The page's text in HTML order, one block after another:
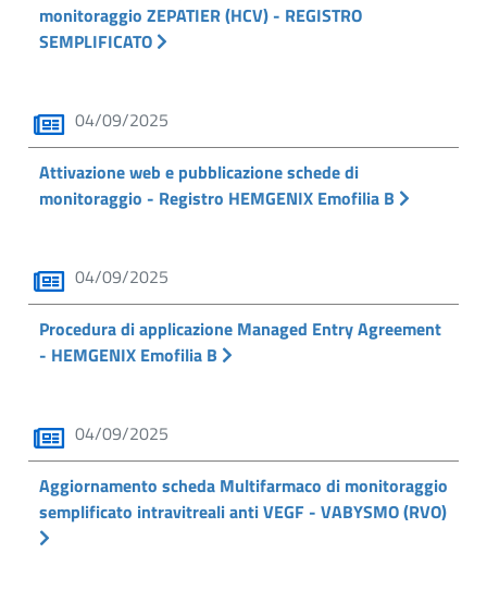
monitoraggio ZEPATIER (HCV) - REGISTRO
SEMPLIFICATO
04/09/2025
Attivazione web e pubblicazione schede di
monitoraggio - Registro HEMGENIX Emofilia B
04/09/2025
Procedura di applicazione Managed Entry Agreement
- HEMGENIX Emofilia B
04/09/2025
Aggiornamento scheda Multifarmaco di monitoraggio
semplificato intravitreali anti VEGF - VABYSMO (RVO)